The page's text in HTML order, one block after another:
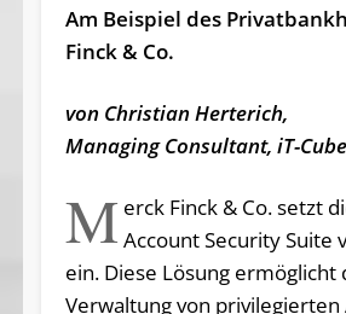
Am Beispiel des
Finck & Co.
von Christian Herterich,
Managing Consultant, iT-
M erck Finck & Co. setzt
Account Security Suite
ein. Diese Lösung ermöglicht
Verwaltung von privilegierten